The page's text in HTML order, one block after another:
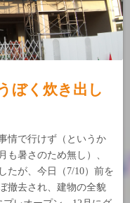
ぼく炊き出し
情で行けず（というか
も暑さのため無し）、
たが、今日（7/10）前を
撤去され、建物の全貌